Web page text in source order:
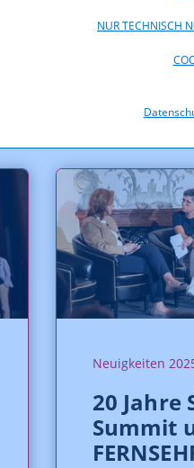
NUR TECHNISCH
Neuigkeiten
20 Jahre
Summit